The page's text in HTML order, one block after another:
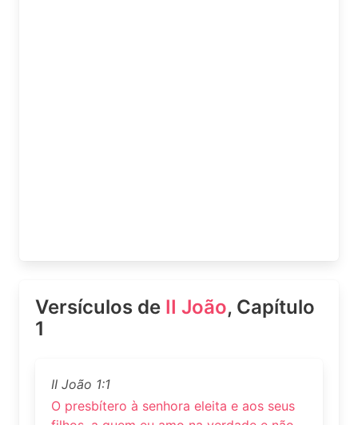
Versículos de II João, Capítulo
1
II João 1:1
O presbítero à senhora eleita e aos seus